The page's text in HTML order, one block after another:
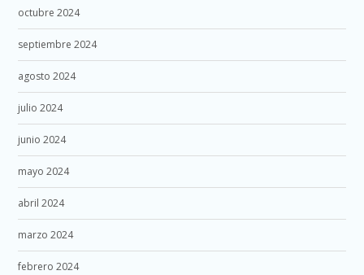
octubre 2024
septiembre 2024
agosto 2024
julio 2024
junio 2024
mayo 2024
abril 2024
marzo 2024
febrero 2024